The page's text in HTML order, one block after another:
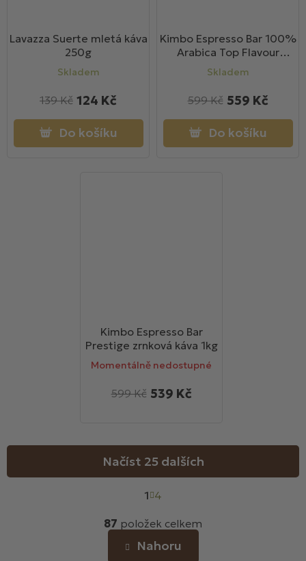
Lavazza Suerte mletá káva
250g
Skladem
124 Kč
139 Kč
Do košíku
Kimbo Espresso Bar 100%
Arabica Top Flavour
zrnková káva 1kg
Skladem
559 Kč
599 Kč
Do košíku
Kimbo Espresso Bar
Prestige zrnková káva 1kg
Momentálně nedostupné
539 Kč
599 Kč
v
l
á
Načíst 25 dalších
t
á
k
1 4
87 položek celkem
Nahoru